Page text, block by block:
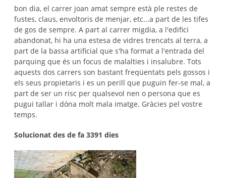
bon dia, el carrer joan amat sempre està ple restes de
fustes, claus, envoltoris de menjar, etc...a part de les tifes
de gos de sempre. A part al carrer migdia, a l'edifici
abandonat, hi ha una estesa de vidres trencats al terra, a
part de la bassa artificial que s'ha format a l'entrada del
parquing que és un focus de malalties i insalubre. Tots
aquests dos carrers son bastant freqüentats pels gossos i
els seus propietaris i es un perill que puguin fer-se mal, a
part de ser un risc per qualsevol nen o persona que es
pugui tallar i dóna molt mala imatge. Gràcies pel vostre
temps.
Solucionat des de fa 3391 dies